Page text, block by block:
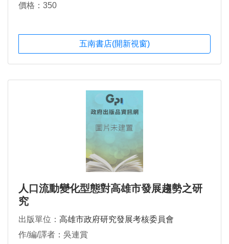
價格：350
五南書店(開新視窗)
人口流動變化型態對高雄市發展趨勢之研
究
出版單位： 高雄市政府研究發展考核委員會
作/編/譯者：吳連賞